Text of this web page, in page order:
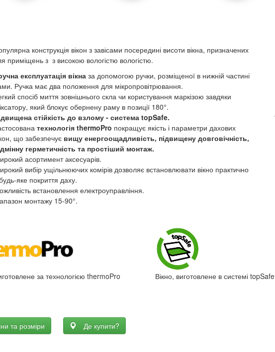
конструкція вікон з завісами посередині висоти вікна, призначених
приміщень з з високою вологістю вологістю.
експлуатація вікназа допомогою ручки, розміщеної в нижній частині
Ручка має два положення для мікропровітрювання.
спосіб миття зовнішнього скла чи користування маркізою завдяки
який блокує обернену раму в позиції 180°.
стійкість до взлому - система topSafe.
технологія thermoPro покращує якість і параметри дахових
що забезпечує вищу енергоощадливість, підвищену довговічність,
герметичність та простіший монтаж.
асортимент аксесуарів.
вибір ущільнюючих комірів дозволяє встановлювати вікно практично
яке покриття даху.
встановлення електроуправління.
монтажу 15-90°.
за технологією thermoPro Вікно, виготовлене в системі topSafe
та розміри Де купити?